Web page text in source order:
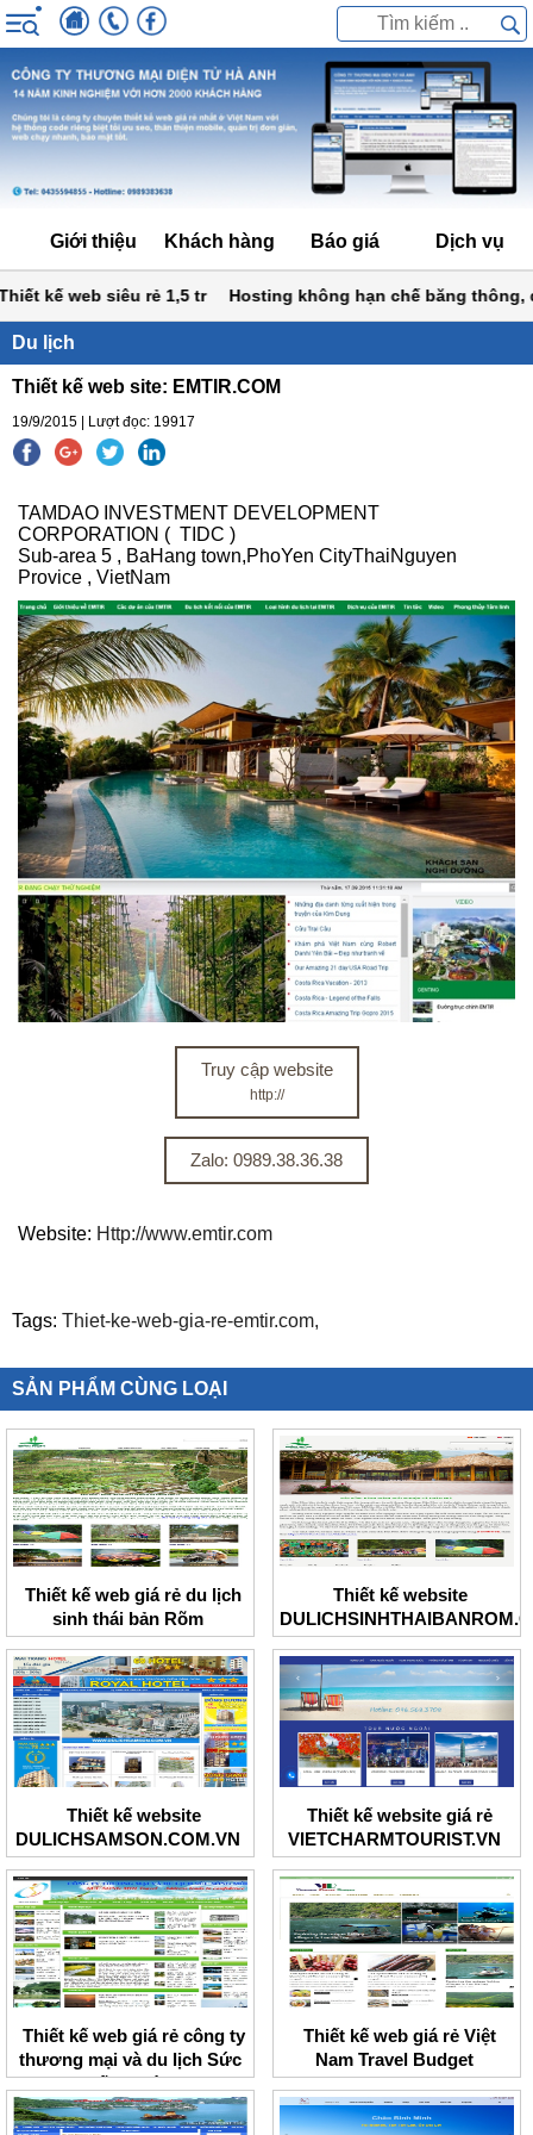
Giới thiệu Khách hàng Báo giá Dịch vụ
kế web siêu rẻ 1,5 tr Hosting không hạn chế băng thông,
Du lịch
Thiết kế web site: EMTIR.COM
19/9/2015 | Lượt đọc: 19917
TAMDAO INVESTMENT DEVELOPMENT
CORPORATION ( TIDC )
Sub-area 5 , BaHang town,PhoYen CityThaiNguyen
Provice , VietNam
Truy cập website
http://
Zalo: 0989.38.36.38
Website: Http://www.emtir.com
Tags: Thiet-ke-web-gia-re-emtir.com,
SẢN PHẨM CÙNG LOẠI
Thiết kế web giá rẻ du lịch
sinh thái bản Rõm
Thiết kế website
Thiết kế website
DULICHSAMSON.COM.VN
Thiết kế website giá rẻ
VIETCHARMTOURIST.VN
Thiết kế web giá rẻ công ty
thương mại và du lịch Sức
sống mới
Thiết kế web giá rẻ Việt
Nam Travel Budget